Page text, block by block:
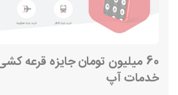
60 میلیون تومان جایزه قرعه
خدمات آپ